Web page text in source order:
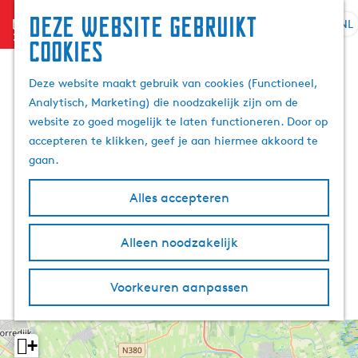
Deze website gebruikt
cookies
Deze website maakt gebruik van cookies (Functioneel,
Analytisch, Marketing) die noodzakelijk zijn om de
website zo goed mogelijk te laten functioneren. Door op
accepteren te klikken, geef je aan hiermee akkoord te
gaan.
Alles accepteren
Alleen noodzakelijk
Voorkeuren aanpassen
menu
G
a
n
a
a
r
e
o
e
e
e
S
i
d
NL
+